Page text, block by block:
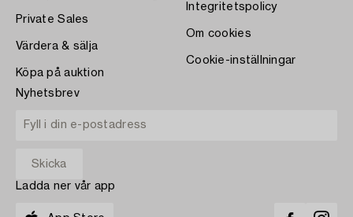
Private Sales
Värdera & sälja
Köpa på auktion
Integritetspolicy
Om cookies
Cookie-inställningar
Nyhetsbrev
Ladda ner vår app